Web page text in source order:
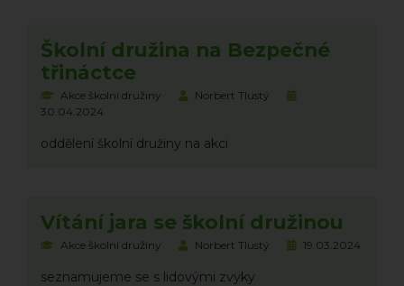
Školní družina na Bezpečné
třináctce
Akce školní družiny
Norbert Tlustý
30.04.2024
oddělení školní družiny na akci
Vítání jara se školní družinou
Akce školní družiny Norbert Tlustý 19.03.2024
seznamujeme se s lidovými zvyky